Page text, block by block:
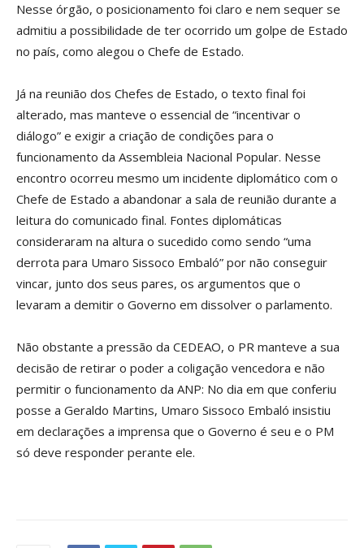
Nesse órgão, o posicionamento foi claro e nem sequer se
admitiu a possibilidade de ter ocorrido um golpe de Estado
no país, como alegou o Chefe de Estado.
Já na reunião dos Chefes de Estado, o texto final foi
alterado, mas manteve o essencial de “incentivar o
diálogo” e exigir a criação de condições para o
funcionamento da Assembleia Nacional Popular. Nesse
encontro ocorreu mesmo um incidente diplomático com o
Chefe de Estado a abandonar a sala de reunião durante a
leitura do comunicado final. Fontes diplomáticas
consideraram na altura o sucedido como sendo “uma
derrota para Umaro Sissoco Embaló” por não conseguir
vincar, junto dos seus pares, os argumentos que o
levaram a demitir o Governo em dissolver o parlamento.
Não obstante a pressão da CEDEAO, o PR manteve a sua
decisão de retirar o poder a coligação vencedora e não
permitir o funcionamento da ANP: No dia em que conferiu
posse a Geraldo Martins, Umaro Sissoco Embaló insistiu
em declarações a imprensa que o Governo é seu e o PM
só deve responder perante ele.